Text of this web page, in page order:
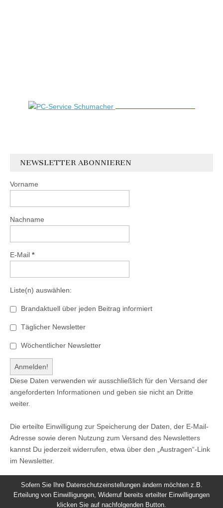
NEWSLETTER ABONNIEREN
Vorname
Nachname
E-Mail *
Liste(n) auswählen:
Brandaktuell über jeden Beitrag informiert
Täglicher Newsletter
Wöchentlicher Newsletter
Diese Daten verwenden wir ausschließlich für den Versand der
angeforderten Informationen und geben sie nicht an Dritte
weiter.
Die erteilte Einwilligung zur Speicherung der Daten, der E-Mail-
Adresse sowie deren Nutzung zum Versand des Newsletters
kannst Du jederzeit widerrufen, etwa über den „Austragen“-Link
im Newsletter.
Sofern Sie Ihre Datenschutzeinstellungen ändern möchten z.B.
Erteilung von Einwilligungen, Widerruf bereits erteilter Einwilligungen
klicken Sie auf nachfolgenden Button.